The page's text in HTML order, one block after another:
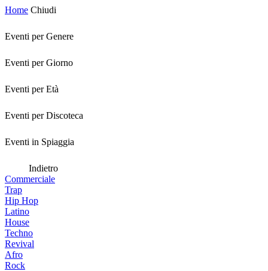
Home Chiudi
Eventi per Genere
Eventi per Giorno
Eventi per Età
Eventi per Discoteca
Eventi in Spiaggia
Indietro
Commerciale
Trap
Hip Hop
Latino
House
Techno
Revival
Afro
Rock